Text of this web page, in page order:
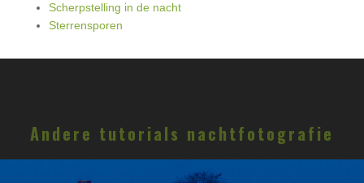
Scherpstelling in de nacht
Sterrensporen
Andere tutorials nachtfotografie